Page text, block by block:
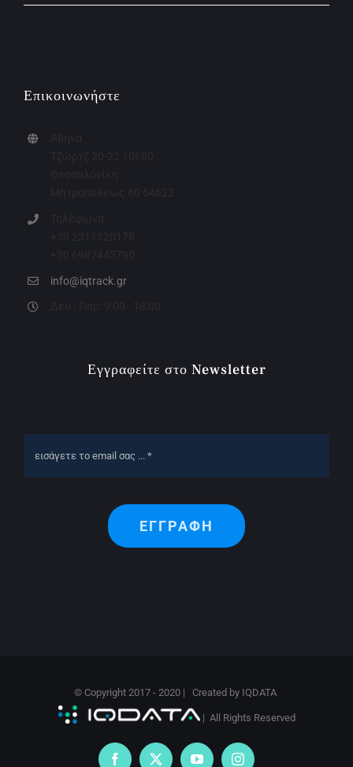
Επικοινωνήστε
info@iqtrack.gr
Εγγραφείτε στο Newsletter
ΕΓΓΡΑΦΗ
© Copyright 2017 - 2020 | Created by IQDATA
| All Rights Reserved
Facebook
X YouTubeInstagram